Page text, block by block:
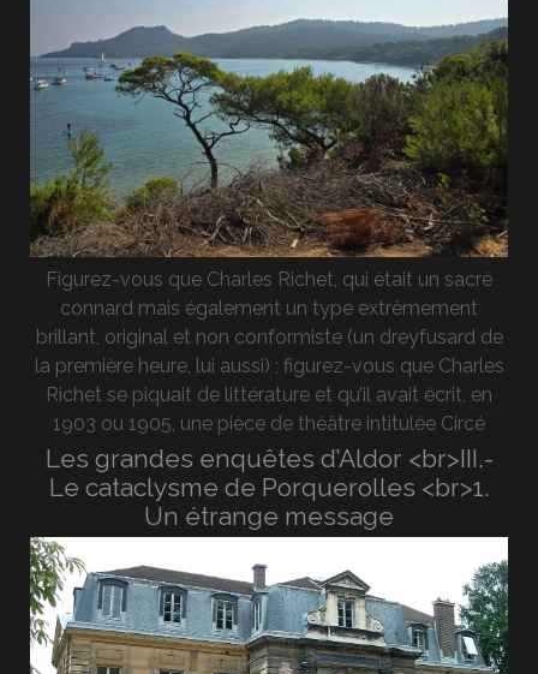
Figurez-vous que Charles Richet, qui était un sacré
connard mais également un type extrêmement
brillant, original et non conformiste (un dreyfusard de
la première heure, lui aussi) ; figurez-vous que Charles
Richet se piquait de littérature et qu’il avait écrit, en
1903 ou 1905, une pièce de théâtre intitulée Circé
Les grandes enquêtes d’Aldor <br>III.-
Le cataclysme de Porquerolles <br>1.
Un étrange message